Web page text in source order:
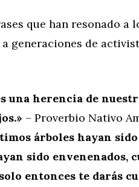
que han resonado a
generaciones de
una herencia de
– Proverbio Nativo
árboles hayan
sido envenenados,
entonces te darás